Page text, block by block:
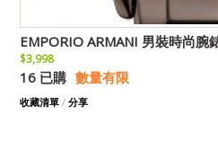
EMPORIO ARMANI 男裝時尚腕
$3,998
16 已購 數量有限
收藏清單 / 分享